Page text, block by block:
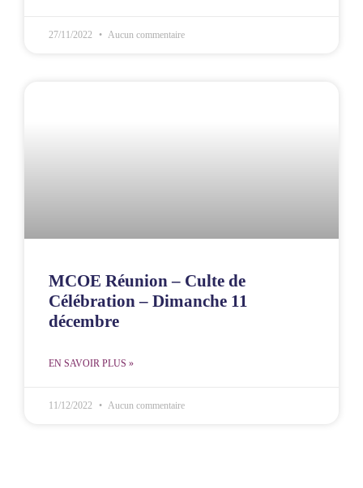
27/11/2022 Aucun commentaire
MCOE Réunion – Culte de
Célébration – Dimanche 11
décembre
EN SAVOIR PLUS »
11/12/2022 Aucun commentaire